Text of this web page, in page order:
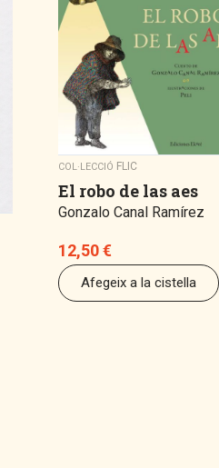
COL·LECCIÓ FLIC
El robo de las aes
Gonzalo Canal Ramírez
12,50€
Afegeix a la cistella